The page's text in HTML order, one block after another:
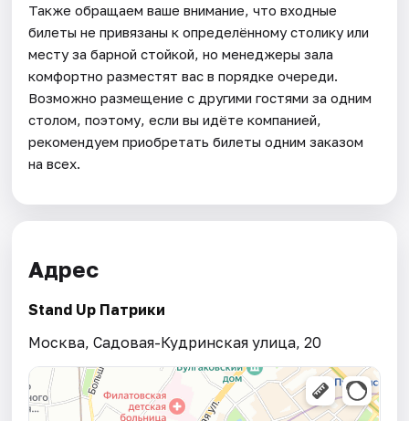
Также обращаем ваше внимание, что входные
билеты не привязаны к определённому столику или
месту за барной стойкой, но менеджеры зала
комфортно разместят вас в порядке очереди.
Возможно размещение с другими гостями за одним
столом, поэтому, если вы идёте компанией,
рекомендуем приобретать билеты одним заказом
на всех.
Адрес
Stand Up Патрики
Москва, Садовая-Кудринская улица, 20